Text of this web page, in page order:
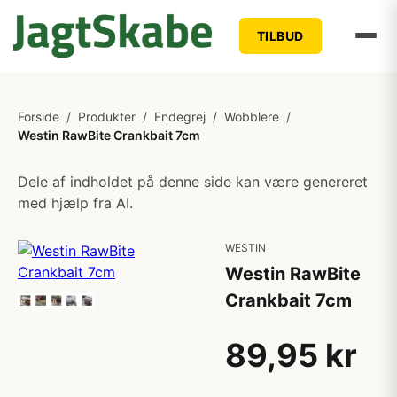
TILBUD
Forside / Produkter / Endegrej / Wobblere /
Westin RawBite Crankbait 7cm
Dele af indholdet på denne side kan være genereret
med hjælp fra AI.
WESTIN
Westin RawBite
Crankbait 7cm
89,95 kr